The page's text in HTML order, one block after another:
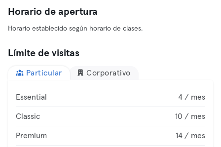
Horario de apertura
Horario establecido según horario de clases.
Límite de visitas
Particular Corporativo
Essential 4 / mes
Classic 10 / mes
Premium 14 / mes